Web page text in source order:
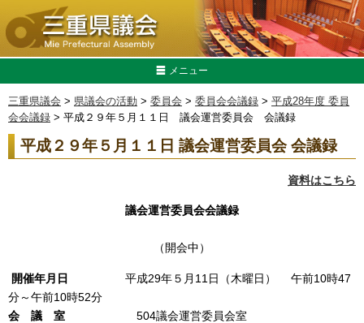
メニュー
三重県議会 > 県議会の活動 > 委員会 > 委員会会議録 > 平成28年度 委員
会会議録 > 平成２９年５月１１日 議会運営委員会 会議録
平成２９年５月１１日 議会運営委員会 会議録
資料はこちら
議会運営委員会会議録
（開会中）
開催年月日
平成29年５月11日（木曜日） 午前10時47
分～午前10時52分
会 議 室 504議会運営委員会室